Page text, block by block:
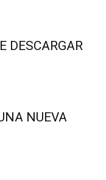
DESCARGAR
NUEVA